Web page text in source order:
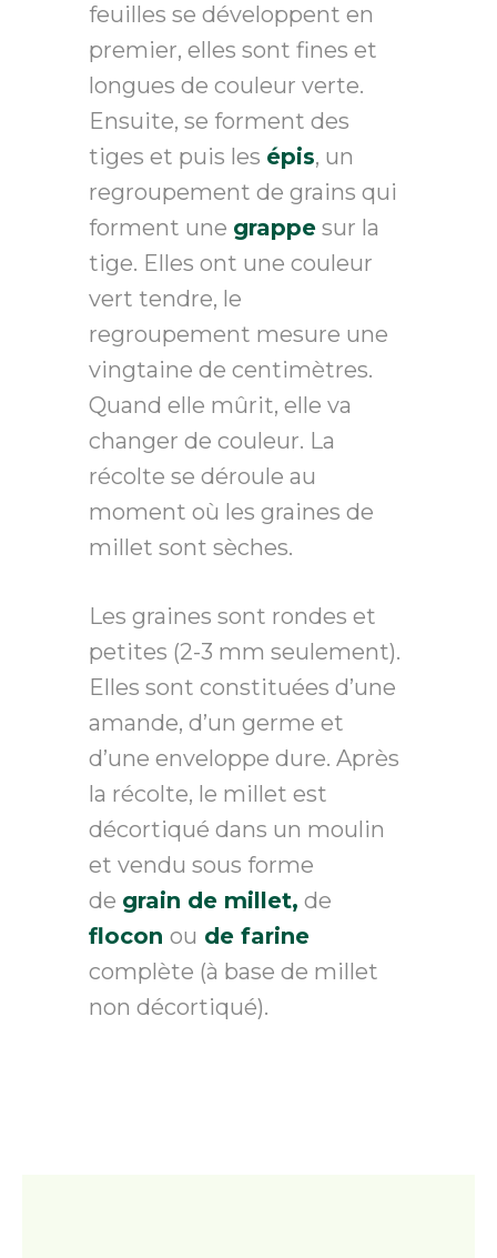
feuilles se développent en
premier, elles sont fines et
longues de couleur verte.
Ensuite, se forment des
tiges et puis les épis, un
regroupement de grains qui
forment une grappe sur la
tige. Elles ont une couleur
vert tendre, le
regroupement mesure une
vingtaine de centimètres.
Quand elle mûrit, elle va
changer de couleur. La
récolte se déroule au
moment où les graines de
millet sont sèches.
Les graines sont rondes et
petites (2-3 mm seulement).
Elles sont constituées d’une
amande, d’un germe et
d’une enveloppe dure. Après
la récolte, le millet est
décortiqué dans un moulin
et vendu sous forme
de grain de millet, de
flocon ou de farine
complète (à base de millet
non décortiqué).